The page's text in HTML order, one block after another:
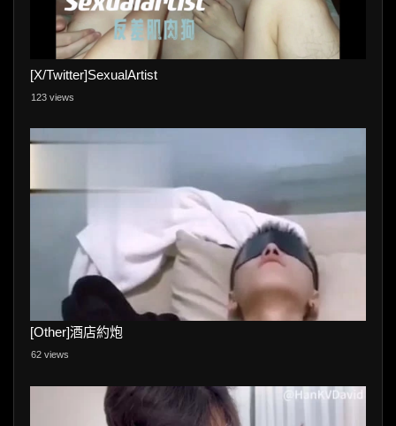
[X/Twitter]SexualArtist
123 views
[Other]酒店約炮
62 views